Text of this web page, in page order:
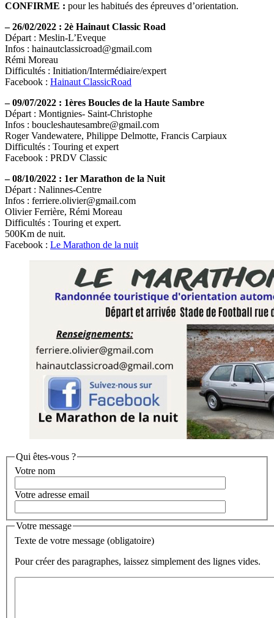
CONFIRME : pour les habitués des épreuves d’orientation.
– 26/02/2022 : 2è Hainaut Classic Road
Départ : Meslin-L’Eveque
Infos : hainautclassicroad@gmail.com
Rémi Moreau
Difficultés : Initiation/Intermédiaire/expert
Facebook : Hainaut ClassicRoad
– 09/07/2022 : 1ères Boucles de la Haute Sambre
Départ : Montignies- Saint-Christophe
Infos : boucleshautesambre@gmail.com
Roger Vandewatere, Philippe Delmotte, Francis Carpiaux
Difficultés : Touring et expert
Facebook : PRDV Classic
– 08/10/2022 : 1er Marathon de la Nuit
Départ : Nalinnes-Centre
Infos : ferriere.olivier@gmail.com
Olivier Ferrière, Rémi Moreau
Difficultés : Touring et expert.
500Km de nuit.
Facebook : Le Marathon de la nuit
Qui êtes-vous ?
Votre nom
Votre adresse email
Votre message
Texte de votre message (obligatoire)
Pour créer des paragraphes, laissez simplement des lignes vides.